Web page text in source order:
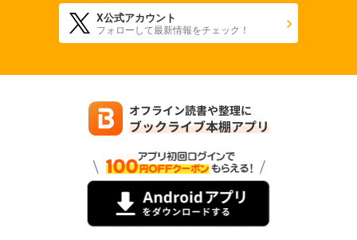
X公式アカウント
フォローして最新情報をチェック！